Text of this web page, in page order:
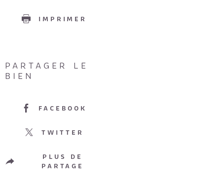
IMPRIMER
PARTAGER LE
BIEN
FACEBOOK
TWITTER
PLUS DE
PARTAGE